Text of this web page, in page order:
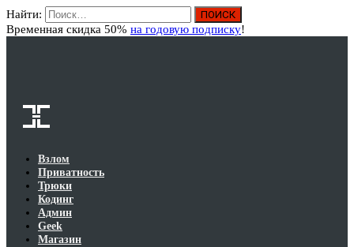
Найти:
Временная скидка 50% на годовую подписку!
Взлом
Приватность
Трюки
Кодинг
Админ
Geek
Магазин